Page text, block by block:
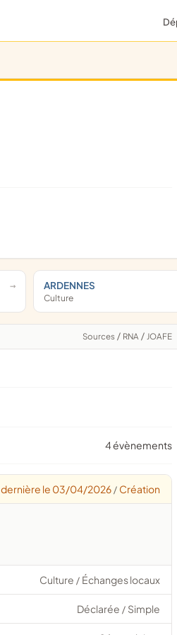
ARDENNES
Culture
Sources / RNA / JOAFE
4 évènements
dernière le 03/04/2026 / Création
Culture / Échanges locaux
Déclarée / Simple